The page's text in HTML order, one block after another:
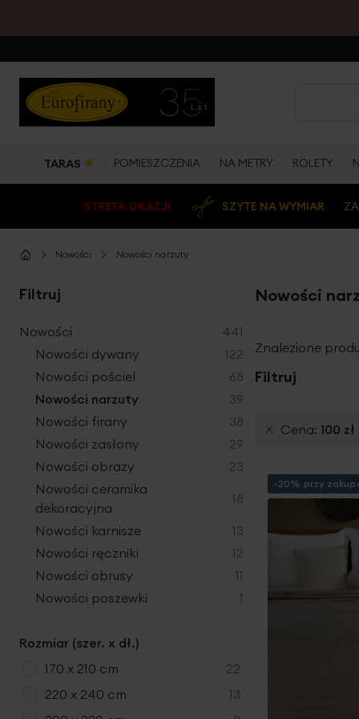
TARAS ☀ POMIESZCZENIA NA METRY ROLETY
STREFA OKAZJI SZYTE NA WYMIAR
Nowości Nowości narzuty
Nowości
Znalezione
Filtruj
Cena 100 zł
-20% przy
Filtruj
Nowości 441
produkty
Nowości dywany
122
produkty
Nowości pościel
68
produkty
Nowości narzuty
39
produkty
Nowości firany
38
produkty
Nowości zasłony
29
produkty
Nowości obrazy
23
produkty
Nowości ceramika
dekoracyjna
18
produkty
Nowości karnisze 13
produkty
Nowości ręczniki
12
produkty
Nowości obrusy
11
produkty
Nowości poszewki
1produkt
Rozmiar (szer. x dł.)
170 x 210 cm
22
produkty
220 x 240 cm
13
produkty